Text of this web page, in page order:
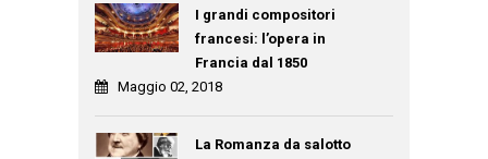
I grandi compositori
francesi: l’opera in
Francia dal 1850
Maggio 02, 2018
La Romanza da salotto